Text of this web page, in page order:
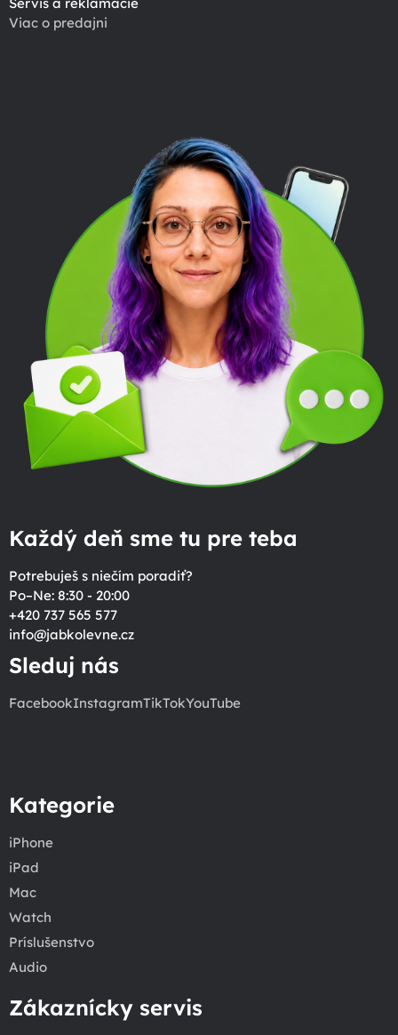
Viac o predajni
Každý deň sme tu pre teba
Potrebuješ s niečím poradiť?
Po–Ne: 8:30 - 20:00
+420 737 565 577
info@jabkolevne.cz
Sleduj nás
FacebookInstagramTikTokYouTube
Kategorie
iPhone
iPad
Mac
Watch
Príslušenstvo
Audio
Zákaznícky servis